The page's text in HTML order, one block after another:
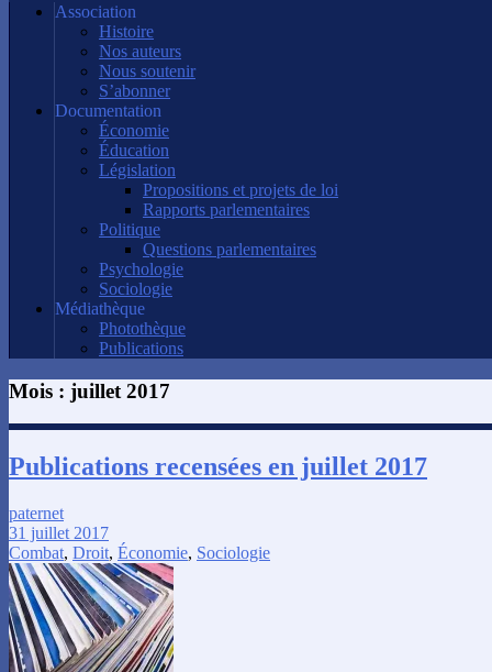
Association
Histoire
Nos auteurs
Nous soutenir
S’abonner
Documentation
Économie
Éducation
Législation
Propositions et projets de loi
Rapports parlementaires
Politique
Questions parlementaires
Psychologie
Sociologie
Médiathèque
Photothèque
Publications
Mois : juillet 2017
Publications recensées en juillet 2017
paternet
31 juillet 2017
Combat, Droit, Économie, Sociologie